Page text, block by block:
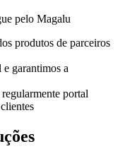
pelo Magalu
produtos de parceiros
garantimos a
portal